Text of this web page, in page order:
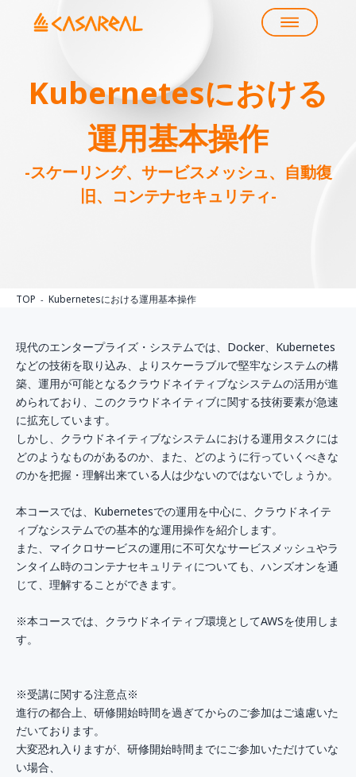
Kubernetesにおける
運用基本操作
-スケーリング、サービスメッシュ、自動復
旧、コンテナセキュリティ-
TOP Kubernetesにおける運用基本操作
現代のエンタープライズ・システムでは、Docker、Kubernetes
などの技術を取り込み、よりスケーラブルで堅牢なシステムの構
築、運用が可能となるクラウドネイティブなシステムの活用が進
められており、このクラウドネイティブに関する技術要素が急速
に拡充しています。
しかし、クラウドネイティブなシステムにおける運用タスクには
どのようなものがあるのか、また、どのように行っていくべきな
のかを把握・理解出来ている人は少ないのではないでしょうか。
本コースでは、Kubernetesでの運用を中心に、クラウドネイテ
ィブなシステムでの基本的な運用操作を紹介します。
また、マイクロサービスの運用に不可欠なサービスメッシュやラ
ンタイム時のコンテナセキュリティについても、ハンズオンを通
じて、理解することができます。
※本コースでは、クラウドネイティブ環境としてAWSを使用しま
す。
※受講に関する注意点※
進行の都合上、研修開始時間を過ぎてからのご参加はご遠慮いた
だいております。
大変恐れ入りますが、研修開始時間までにご参加いただけていな
い場合、